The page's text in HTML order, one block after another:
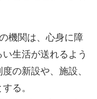
機関は、心身に障
生活が送れるよう
の新設や、施設、
る。